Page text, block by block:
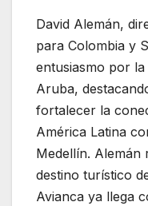
David Alemán,
para Colombia y
entusiasmo por
Aruba,
fortalecer la
América Latina
Medellín. Alemán
destino turístico
Avianca ya llega